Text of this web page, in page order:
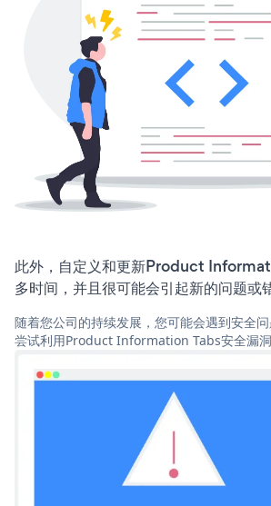
此外，自定义和更新Product
多时间，并且很可能会引起新的问题或
随着您公司的持续发展，您可能会遇到安全
尝试利用Product Information Tabs安全漏洞